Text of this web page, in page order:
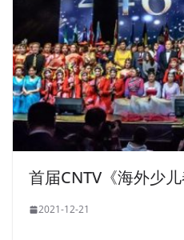
首届CNTV《海外少
2021-12-21